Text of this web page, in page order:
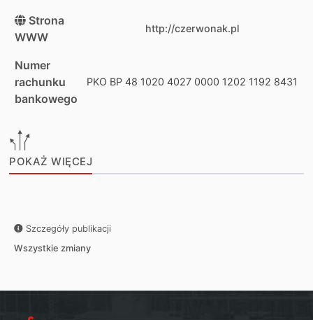
Strona
WWW
http://czerwonak.pl
Numer
rachunku
bankowego
PKO BP 48 1020 4027 0000 1202 1192 8431
POKAŻ WIĘCEJ
Szczegóły publikacji
Wszystkie zmiany